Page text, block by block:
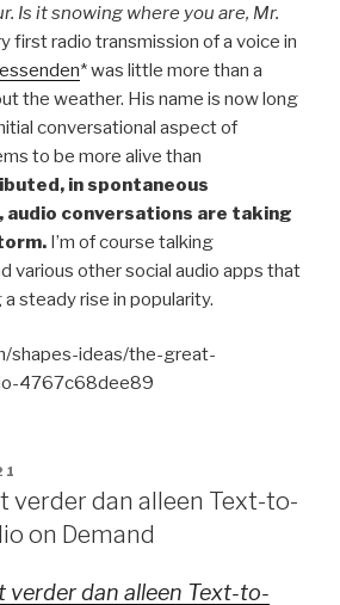
Is it snowing where you are, Mr.
first radio transmission of a voice in
* was little more than a
the weather. His name is now long
conversational aspect of
to be more alive than
in spontaneous
audio conversations are taking
I’m of course talking
various other social audio apps that
steady rise in popularity.
shapes-ideas/the-great-
4767c68dee89
verder dan alleen Text-to-
on Demand
verder dan alleen Text-to-